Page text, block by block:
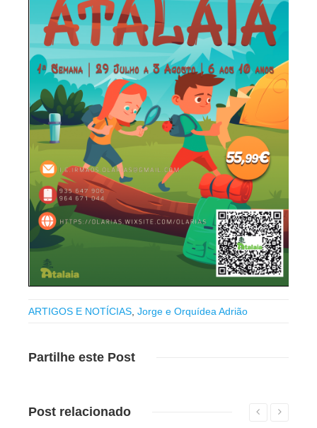
ARTIGOS E NOTÍCIAS Jorge e Orquídea Adrião
Partilhe este Post
Post relacionado